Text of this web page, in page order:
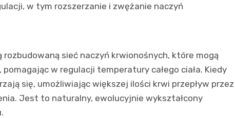
w tym rozszerzanie i zwężanie naczyń
sieć naczyń krwionośnych, które mogą
w regulacji temperatury całego ciała. Kiedy
się, umożliwiając większej ilości krwi przepływ przez
Jest to naturalny, ewolucyjnie wykształcony